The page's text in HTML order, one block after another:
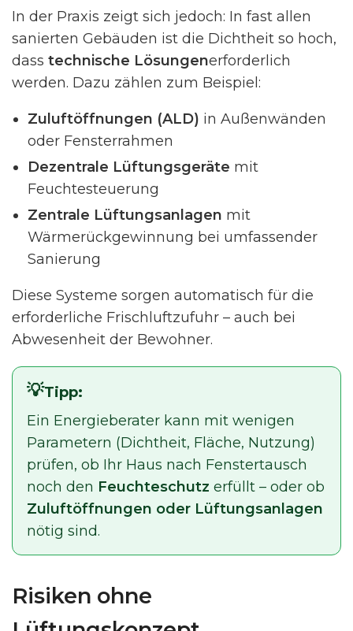
In der Praxis zeigt sich jedoch: In fast allen
sanierten Gebäuden ist die Dichtheit so hoch,
dass technische Lösungenerforderlich
werden. Dazu zählen zum Beispiel:
Zuluftöffnungen (ALD) in Außenwänden
oder Fensterrahmen
Dezentrale Lüftungsgeräte mit
Feuchtesteuerung
Zentrale Lüftungsanlagen mit
Wärmerückgewinnung bei umfassender
Sanierung
Diese Systeme sorgen automatisch für die
erforderliche Frischluftzufuhr – auch bei
Abwesenheit der Bewohner.
Tipp:
Ein Energieberater kann mit wenigen
Parametern (Dichtheit, Fläche, Nutzung)
prüfen, ob Ihr Haus nach Fenstertausch
noch den Feuchteschutz erfüllt – oder ob
Zuluftöffnungen oder Lüftungsanlagen
nötig sind.
Risiken ohne